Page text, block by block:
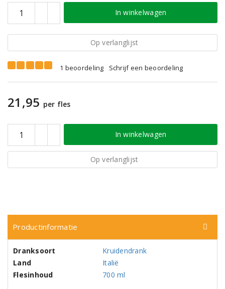
In winkelwagen
Op verlanglijst
1 beoordeling Schrijf een beoordeling
21,95 per fles
In winkelwagen
Op verlanglijst
Productinformatie
Dranksoort
Kruidendrank
Land
Italië
Flesinhoud
700 ml